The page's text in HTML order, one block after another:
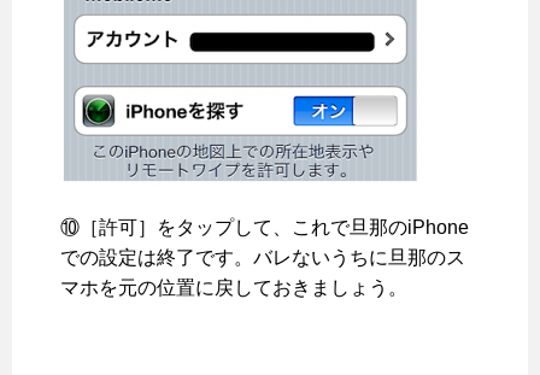
⑩［許可］をタップして、これで旦那のiPhone
での設定は終了です。バレないうちに旦那のス
マホを元の位置に戻しておきましょう。